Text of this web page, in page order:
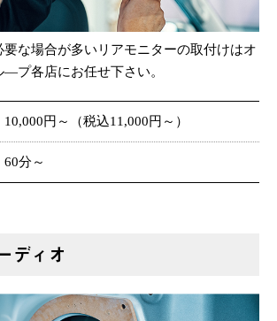
な場合が多いリアモニターの取付けはオ
プ各店にお任せ下さい。
10,000円～（税込11,000円～）
60分～
ディオ